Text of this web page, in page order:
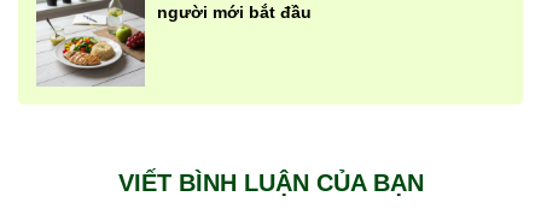
người mới bắt đầu
VIẾT BÌNH LUẬN CỦA BẠN